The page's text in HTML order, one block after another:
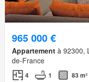
965 000 €
Appartement à 92300,
de-France
4 1 83 m²